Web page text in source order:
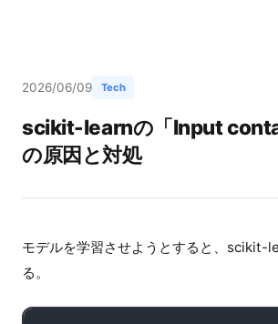
2026/06/09 Tech
scikit-learnの「Input
の原因と対処
モデルを学習させようとすると、scikit-
る。